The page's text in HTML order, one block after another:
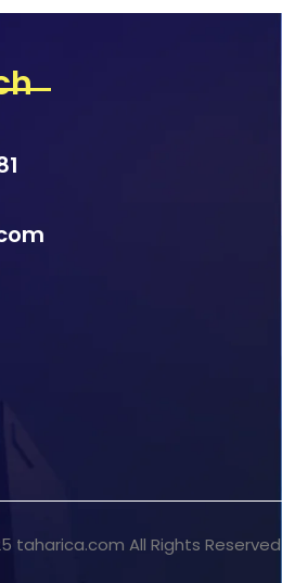
taharica.com All Rights Reserved